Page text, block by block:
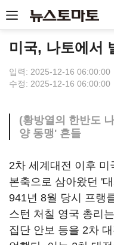
미국, 나토에서
입력: 2025-12-16 06:00:00
수정: 2025-12-16 06:00:00
(황방열의 한반도
양 동맹' 흔들
2차 세계대전 이후 미
본축으로 삼아왔던 '
941년 8월 당시 프랭
스턴 처칠 영국 총리
집단 안보 등을 2차